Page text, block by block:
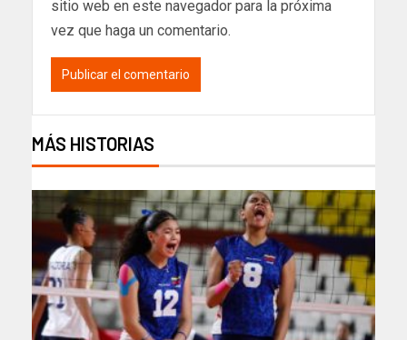
sitio web en este navegador para la próxima
vez que haga un comentario.
MÁS HISTORIAS